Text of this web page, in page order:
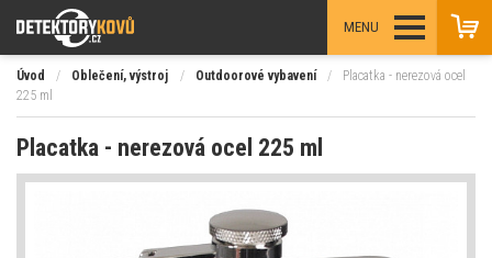
MENU
Úvod / Oblečení, výstroj / Outdoorové vybavení /
Placatka - nerezová ocel
225 ml
Placatka - nerezová ocel 225 ml